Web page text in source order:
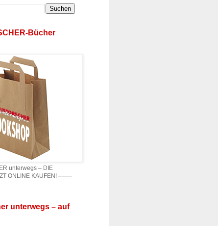
Bücher
unterwegs – DIE
ONLINE KAUFEN! ––––
unterwegs – auf